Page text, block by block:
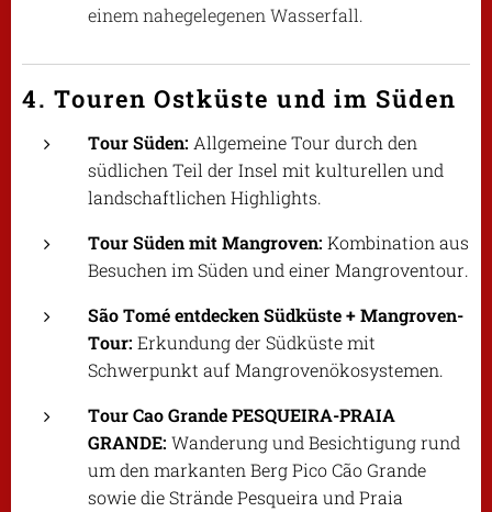
einem nahegelegenen Wasserfall.
4. Touren Ostküste und im Süden
Tour Süden: Allgemeine Tour durch den
südlichen Teil der Insel mit kulturellen und
landschaftlichen Highlights.
Tour Süden mit Mangroven: Kombination aus
Besuchen im Süden und einer Mangroventour.
São Tomé entdecken Südküste + Mangroven-
Tour: Erkundung der Südküste mit
Schwerpunkt auf Mangrovenökosystemen.
Tour Cao Grande PESQUEIRA-PRAIA
GRANDE: Wanderung und Besichtigung rund
um den markanten Berg Pico Cão Grande
sowie die Strände Pesqueira und Praia